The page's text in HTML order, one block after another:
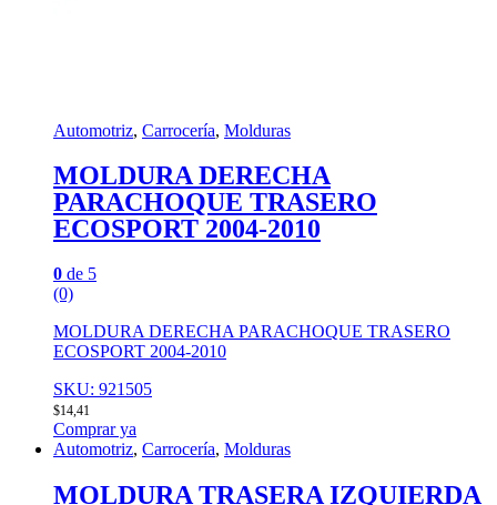
Automotriz, Carrocería, Molduras
MOLDURA DERECHA
PARACHOQUE TRASERO
ECOSPORT 2004-2010
0 de 5
(0)
MOLDURA DERECHA PARACHOQUE TRASERO
ECOSPORT 2004-2010
SKU: 921505
$14,41
Comprar ya
Automotriz, Carrocería, Molduras
MOLDURA TRASERA IZQUIERDA